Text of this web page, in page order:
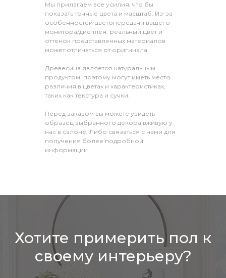
Мы прилагаем все усилия, что бы
показать точные цвета и масштаб. Из-за
особенностей цветопередачи вашего
монитора/дисплея, реальный цвет и
оттенок представленных материалов
может отличаться от оригинала.
Древесина является натуральным
продуктом, поэтому могут иметь место
различия в цветах и характеристиках,
таких как текстура и сучки.
Перед заказом вы можете увидеть
образец выбранного декора вживую у
нас в салоне. Либо связаться с нами для
получения более подробной
информации.
Хотите примерить пол к
своему интерьеру?